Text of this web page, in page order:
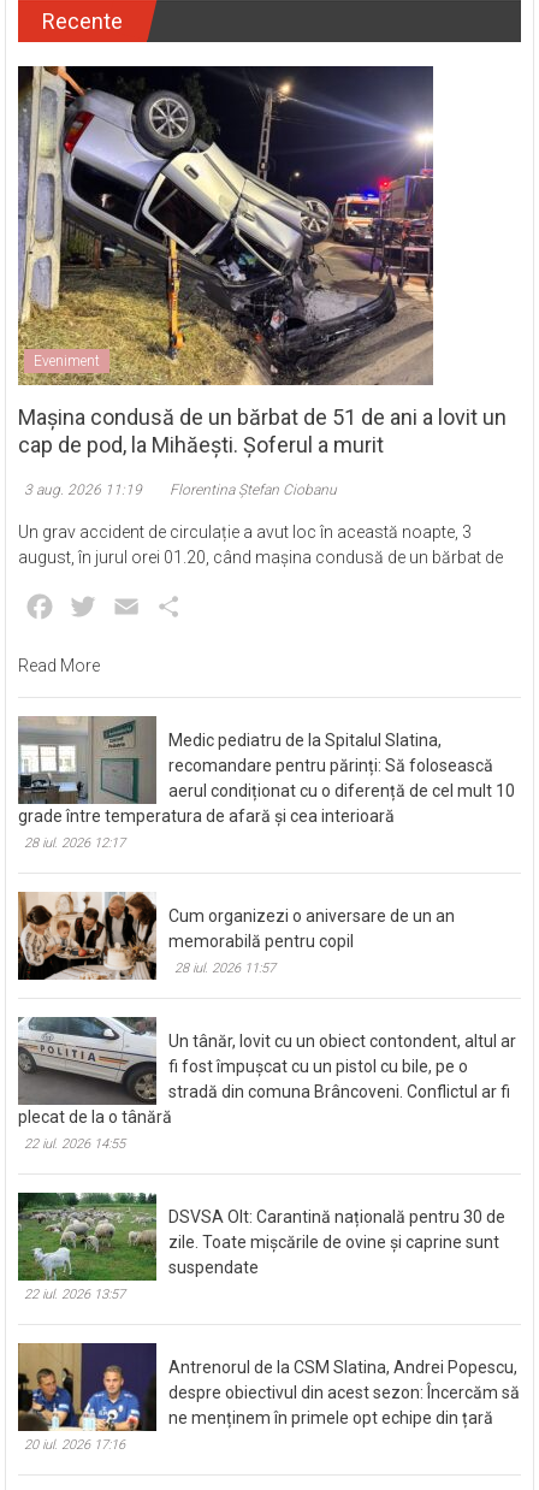
Recente
Eveniment
Mașina condusă de un bărbat de 51 de ani a lovit un
cap de pod, la Mihăești. Șoferul a murit
3 aug. 2026 11:19 Florentina Ștefan Ciobanu
Un grav accident de circulație a avut loc în această noapte, 3
august, în jurul orei 01.20, când mașina condusă de un bărbat de
Facebook
Twitter Email
Read More
Medic pediatru de la Spitalul Slatina,
recomandare pentru părinți: Să folosească
aerul condiționat cu o diferență de cel mult 10
grade între temperatura de afară și cea interioară
28 iul. 2026 12:17
Cum organizezi o aniversare de un an
memorabilă pentru copil
28 iul. 2026 11:57
Un tânăr, lovit cu un obiect contondent, altul ar
fi fost împușcat cu un pistol cu bile, pe o
stradă din comuna Brâncoveni. Conflictul ar fi
plecat de la o tânără
22 iul. 2026 14:55
DSVSA Olt: Carantină națională pentru 30 de
zile. Toate mișcările de ovine și caprine sunt
suspendate
22 iul. 2026 13:57
Antrenorul de la CSM Slatina, Andrei Popescu,
despre obiectivul din acest sezon: Încercăm să
ne menținem în primele opt echipe din țară
20 iul. 2026 17:16